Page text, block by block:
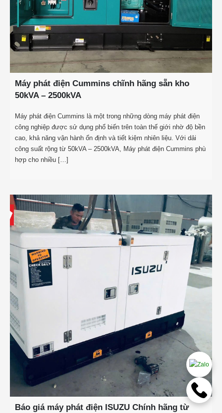
Máy phát điện Cummins chĩnh hãng sẵn kho
50kVA – 2500kVA
Máy phát điện Cummins là một trong những dòng máy phát điện
công nghiệp được sử dụng phổ biến trên toàn thế giới nhờ độ bền
cao, khả năng vận hành ổn định và tiết kiệm nhiên liệu. Với dải
công suất rộng từ 50kVA – 2500kVA, Máy phát điện Cummins phù
hợp cho nhiều […]
Báo giá máy phát điện ISUZU Chính hãng từ